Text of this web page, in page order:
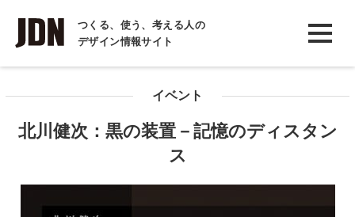
つくる、使う、考える人の
デザイン情報サイト
INTERVIEW
インタビュー
イベント
北川健次：黒の装置－記憶のディスタン
ス